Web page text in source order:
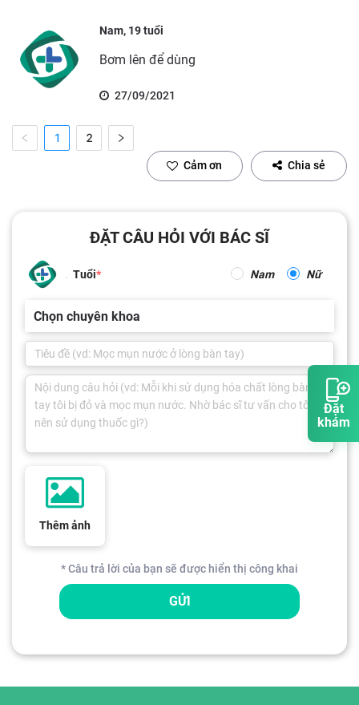
Đặt
khám
Nam, 19 tuổi
Bơm lên để dùng
27/09/2021
1 2
Cảm ơn Chia sẻ
ĐẶT CÂU HỎI VỚI BÁC SĨ
Tuổi Nam Nữ
Chọn chuyên khoa
Thêm ảnh
* Câu trả lời của bạn sẽ được hiển thị công khai
GỬI